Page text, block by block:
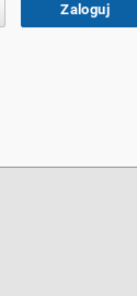
Zaloguj